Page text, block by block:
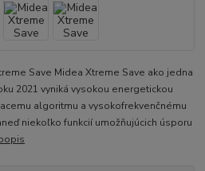
Save Midea Xtreme Save ako jedna
2021 vyniká vysokou energetickou
algoritmu a vysokofrekvenčnému
niekoľko funkcií umožňujúcich úsporu